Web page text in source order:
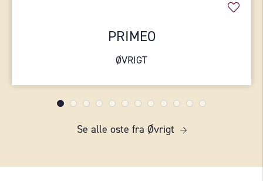
PRIMEO
ØVRIGT
Se alle oste fra Øvrigt